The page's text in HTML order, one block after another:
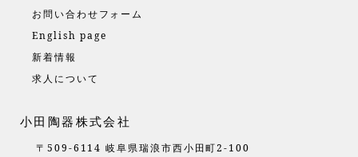
お問い合わせフォーム
English page
新着情報
求人について
小田陶器株式会社
〒509-6114 岐阜県瑞浪市西小田町2-100